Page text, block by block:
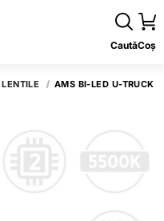
CautăCoș
AMS BI-LED U-TRUCK